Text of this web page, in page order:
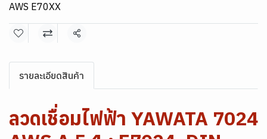
AWS E70XX
แชร์
รายละเอียดสินค้า
ลวดเชื่อมไฟฟ้า YAWATA 7024